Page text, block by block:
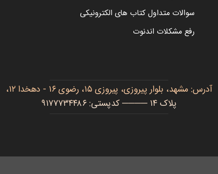
سوالات متداول کتاب های الکترونیکی
رفع مشکلات اندنوت
آدرس: مشهد، بلوار پیروزی، پیروزی ۱۵، رضوی ۱۶ - دهخدا ۱۲،
پلاک ۱۴ ──── کدپستی: ۹۱۷۷۷۳۴۴۸۶